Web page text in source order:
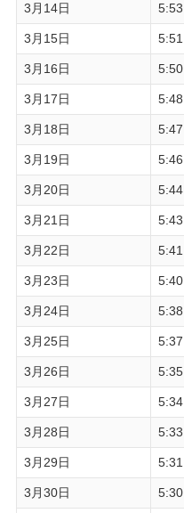
3月14日 5:53
3月15日 5:51
3月16日 5:50
3月17日 5:48
3月18日 5:47
3月19日 5:46
3月20日 5:44
3月21日 5:43
3月22日 5:41
3月23日 5:40
3月24日 5:38
3月25日 5:37
3月26日 5:35
3月27日 5:34
3月28日 5:33
3月29日 5:31
3月30日 5:30